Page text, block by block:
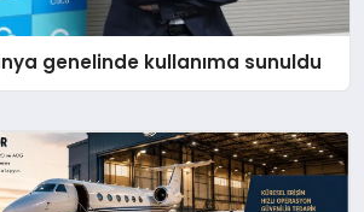
genelinde kullanıma sunuldu